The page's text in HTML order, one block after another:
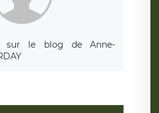
sur le blog de Anne-